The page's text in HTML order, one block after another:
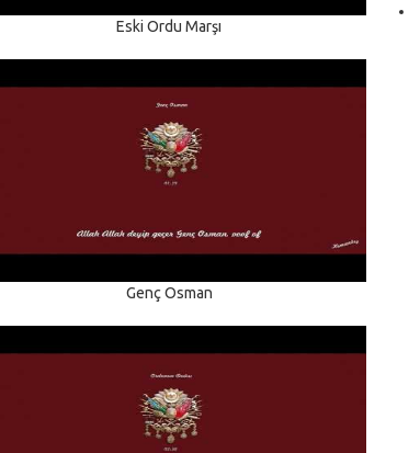
Eski Ordu Marşı
Genç Osman